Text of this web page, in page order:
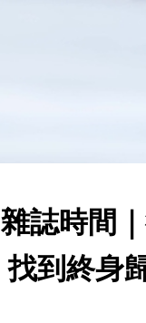
雜誌時間
找到終身